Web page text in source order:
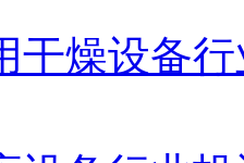
干燥设备